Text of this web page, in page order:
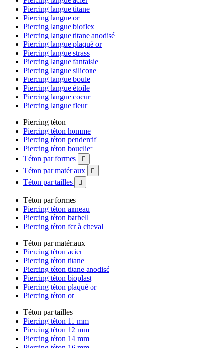
Piercing langue titane
Piercing langue or
Piercing langue bioflex
Piercing langue titane anodisé
Piercing langue plaqué or
Piercing langue strass
Piercing langue fantaisie
Piercing langue silicone
Piercing langue boule
Piercing langue étoile
Piercing langue coeur
Piercing langue fleur
Piercing téton
Piercing téton homme
Piercing téton pendentif
Piercing téton bouclier
Téton par formes

Téton par matériaux 
Téton par tailles 
Téton par formes
Piercing téton anneau
Piercing téton barbell
Piercing téton fer à cheval
Téton par matériaux
Piercing téton acier
Piercing téton titane
Piercing téton titane anodisé
Piercing téton bioplast
Piercing téton plaqué or
Piercing téton or
Téton par tailles
Piercing téton 11 mm
Piercing téton 12 mm
Piercing téton 14 mm